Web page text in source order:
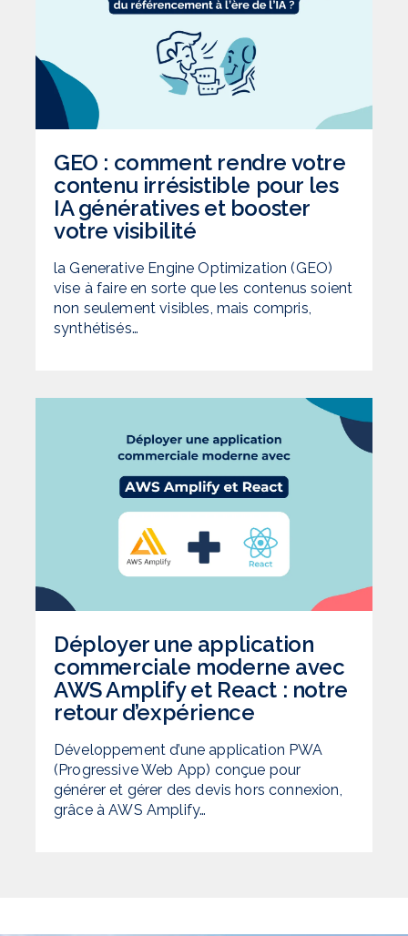
GEO : comment rendre votre
contenu irrésistible pour les
IA génératives et booster
votre visibilité
la Generative Engine Optimization (GEO)
vise à faire en sorte que les contenus soient
non seulement visibles, mais compris,
synthétisés…
Déployer une application
commerciale moderne avec
AWS Amplify et React : notre
retour d’expérience
Développement d’une application PWA
(Progressive Web App) conçue pour
générer et gérer des devis hors connexion,
grâce à AWS Amplify…